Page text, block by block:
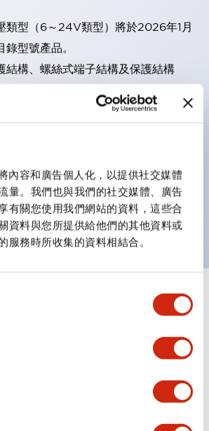
內容和廣告個人化，以提供社交媒體
量。我們也與我們的社交媒體、廣告
有關您使用我們網站的資料，這些合
資料與您所提供給他們的其他資料或
服務時所收集的資料相結合。
類型（6～24V類型）將於2026年1月
型號產品。
結構、螺絲式端子結構及保護結構
的LED燈泡，直接型的額定使用電壓
燈泡）即可表現六種顏色。過去分
的LED燈泡，現在可用一顆單色LED
。
CSA認證及符合EN標準。
顯示全部 +